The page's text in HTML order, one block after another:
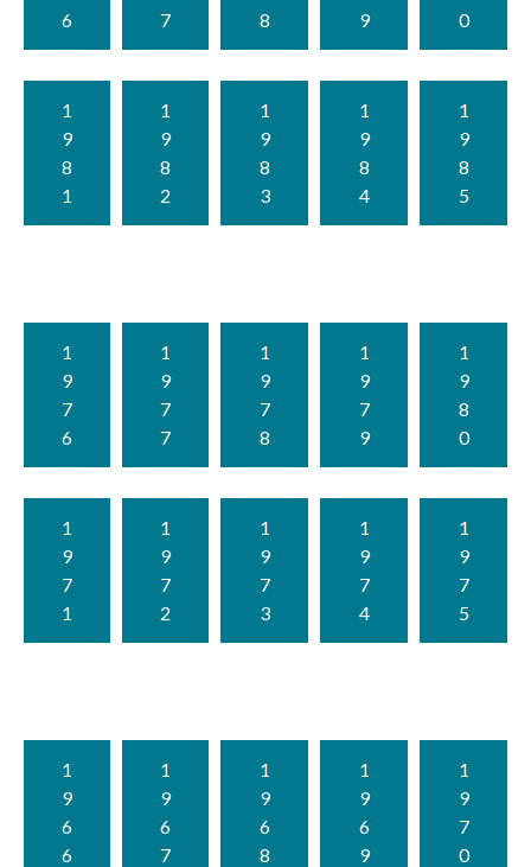
6
7
8
9
0
1
9
8
1
1
9
8
2
1
9
8
3
1
9
8
4
1
9
8
5
1
9
7
6
1
9
7
7
1
9
7
8
1
9
7
9
1
9
8
0
1
9
7
1
1
9
7
2
1
9
7
3
1
9
7
4
1
9
7
5
1
9
6
6
1
9
6
7
1
9
6
8
1
9
6
9
1
9
7
0